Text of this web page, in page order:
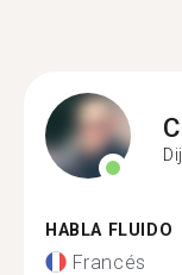
HABLA FLUIDO
Francés